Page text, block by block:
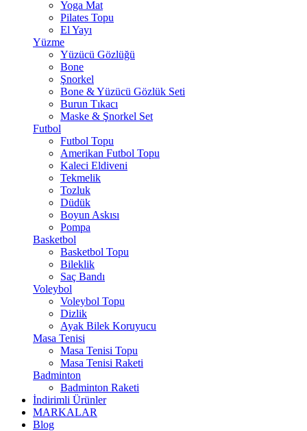
Yoga Mat
Pilates Topu
El Yayı
Yüzme
Yüzücü Gözlüğü
Bone
Şnorkel
Bone & Yüzücü Gözlük Seti
Burun Tıkacı
Maske & Şnorkel Set
Futbol
Futbol Topu
Amerikan Futbol Topu
Kaleci Eldiveni
Tekmelik
Tozluk
Düdük
Boyun Askısı
Pompa
Basketbol
Basketbol Topu
Bileklik
Saç Bandı
Voleybol
Voleybol Topu
Dizlik
Ayak Bilek Koruyucu
Masa Tenisi
Masa Tenisi Topu
Masa Tenisi Raketi
Badminton
Badminton Raketi
İndirimli Ürünler
MARKALAR
Blog